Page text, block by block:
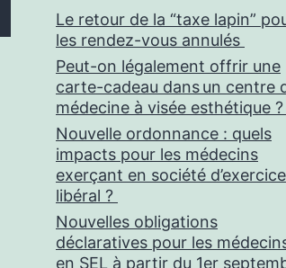
Le retour de la “taxe lapin”
les rendez-vous annulés
Peut-on légalement offrir une
carte-cadeau dans un centre
médecine à visée esthétique ?
Nouvelle ordonnance : quels
impacts pour les médecins
exerçant en société d’exercice
libéral ?
Nouvelles obligations
déclaratives pour les
en SEL à partir du 1er